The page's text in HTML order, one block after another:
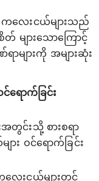
ကလေးငယ်များသည်
များသောကြောင့်
များကို အများဆုံး
ရောက်ခြင်း
တွင်းသို့ စားစရာ
း ဝင်ရောက်ခြင်း
ေးငယ်များတွင်